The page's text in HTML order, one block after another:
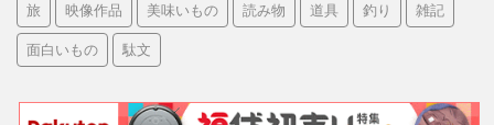
旅 映像作品 美味いもの 読み物 道具 釣り 雑記
面白いもの 駄文